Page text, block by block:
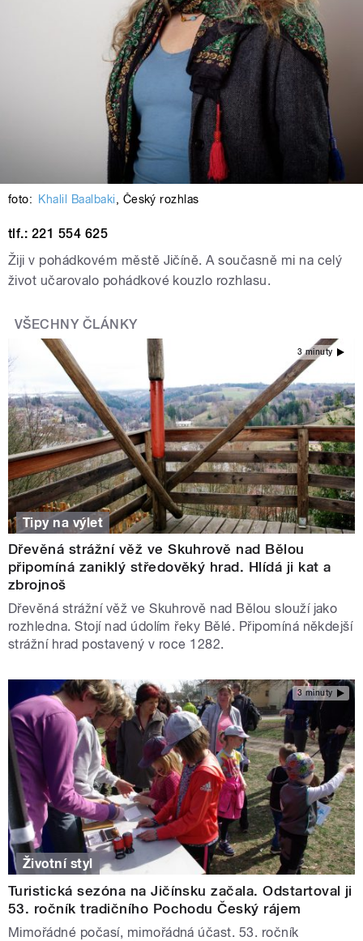
foto: Khalil Baalbaki, Český rozhlas
tlf.: 221 554 625
Žiji v pohádkovém městě Jičíně. A současně mi na celý
život učarovalo pohádkové kouzlo rozhlasu.
VŠECHNY ČLÁNKY
3 minuty
Tipy na výlet
Dřevěná strážní věž ve Skuhrově nad Bělou
připomíná zaniklý středověký hrad. Hlídá ji kat a
zbrojnoš
Dřevěná strážní věž ve Skuhrově nad Bělou slouží jako
rozhledna. Stojí nad údolím řeky Bělé. Připomíná někdejší
strážní hrad postavený v roce 1282.
3 minuty
Životní styl
Turistická sezóna na Jičínsku začala. Odstartoval ji
53. ročník tradičního Pochodu Český rájem
Mimořádné počasí, mimořádná účast. 53. ročník